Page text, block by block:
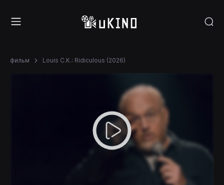
фильм Louis C.K.: Ridiculous (2026)